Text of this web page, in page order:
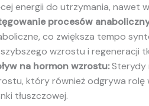
energii do utrzymania, nawet
procesów
co zwiększa tempo
wzrostu i regeneracji
na hormon wzrostu:Sterydy
który również odgrywa rolę
tłuszczowej.